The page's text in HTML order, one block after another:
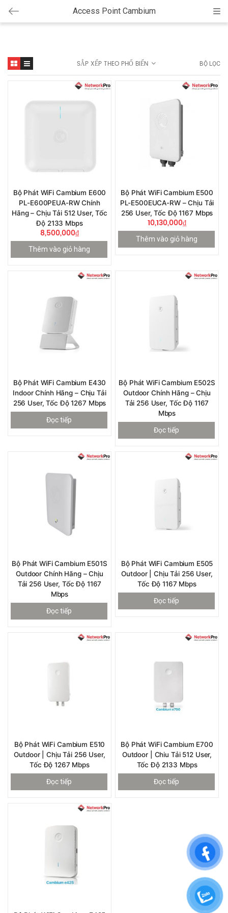
Access Point Cambium
SẮP XẾP THEO PHỔ BIẾN BỘ LỌC
Bộ Phát WiFi Cambium E600
PL-E600PEUA-RW Chính
Hãng – Chịu Tải 512 User, Tốc
Độ 2133 Mbps
8,500,000₫
Thêm vào giỏ hàng
Bộ Phát WiFi Cambium E500
PL-E500EUCA-RW – Chịu Tải
256 User, Tốc Độ 1167 Mbps
10,130,000₫
Thêm vào giỏ hàng
Bộ Phát WiFi Cambium E430
Indoor Chính Hãng – Chịu Tải
256 User, Tốc Độ 1267 Mbps
Đọc tiếp
​Bộ Phát WiFi ​Cambium E502S
Outdoor Chính Hãng – Chịu
Tải 256 User, Tốc Độ 1167
Mbps
Đọc tiếp
Bộ Phát WiFi Cambium E501S
Outdoor Chính Hãng – Chịu
Tải 256 User, Tốc Độ 1167
Mbps
Đọc tiếp
Bộ Phát WiFi ​Cambium E505
Outdoor | Chịu Tải 256 User,
Tốc Độ 1167 Mbps
Đọc tiếp
​Bộ Phát WiFi Cambium E510
Outdoor | Chịu Tải 256 User,
Tốc Độ 1267 Mbps
Đọc tiếp
​Bộ Phát WiFi Cambium E700
Outdoor | Chiu Tải 512 User,
Tốc Độ 2133 Mbps
Đọc tiếp